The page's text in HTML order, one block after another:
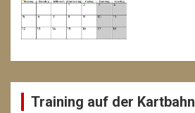
Training auf der Kartbahn